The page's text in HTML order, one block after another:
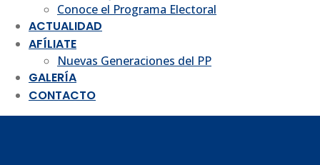
Conoce el Programa Electoral
ACTUALIDAD
AFÍLIATE
Nuevas Generaciones del PP
GALERÍA
CONTACTO